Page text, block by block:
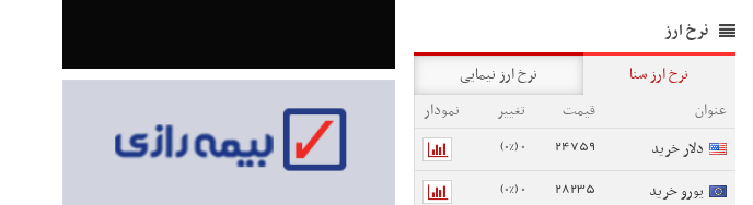
نرخ ارز
نرخ ارز سنا
نرخ ارز نیمایی
عنوان
قیمت تغییر
نمودار
دلار خرید
24759
0 (0%)
یورو خرید 28235
0 (0%)